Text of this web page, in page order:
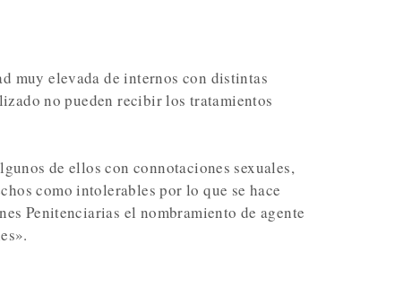
muy elevada de internos con distintas
no pueden recibir los tratamientos
de ellos con connotaciones sexuales,
como intolerables por lo que se hace
Penitenciarias el nombramiento de agente